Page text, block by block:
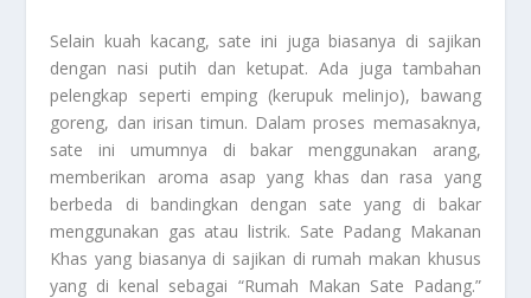
Selain kuah kacang, sate ini juga biasanya di sajikan
dengan nasi putih dan ketupat. Ada juga tambahan
pelengkap seperti emping (kerupuk melinjo), bawang
goreng, dan irisan timun. Dalam proses memasaknya,
sate ini umumnya di bakar menggunakan arang,
memberikan aroma asap yang khas dan rasa yang
berbeda di bandingkan dengan sate yang di bakar
menggunakan gas atau listrik. Sate Padang Makanan
Khas yang biasanya di sajikan di rumah makan khusus
yang di kenal sebagai “Rumah Makan Sate Padang.”